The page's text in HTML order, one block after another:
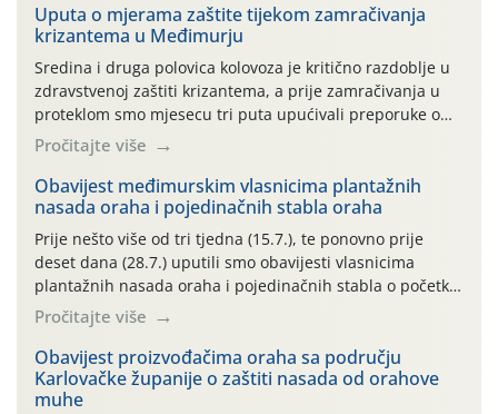
Uputa o mjerama zaštite tijekom zamračivanja
krizantema u Međimurju
Sredina i druga polovica kolovoza je kritično razdoblje u
zdravstvenoj zaštiti krizantema, a prije zamračivanja u
proteklom smo mjesecu tri puta upućivali preporuke o
preventivnim mjerama zaštite krizantema od najčešćih
uzročnika bolesti, štetnika i fito-fagnih grinja (23.7., 14.7.,
06.7.)! Na početku ovog mjeseca je zabilježeno je
povijesno i ekstremno vruće meteorološko razdoblje, uz
najviše temperature […]
Pročitajte više
Obavijest međimurskim vlasnicima plantažnih
nasada oraha i pojedinačnih stabla oraha
Prije nešto više od tri tjedna (15.7.), te ponovno prije
deset dana (28.7.) uputili smo obavijesti vlasnicima
plantažnih nasada oraha i pojedinačnih stabla o početku
leta i ovogodišnjoj potrebi usmjerenog suzbijanja
orahove muhe (Rhagoletis completa)! Već dvanaest dana
traje drugi ovogodišnji “toplinski udar”, koji naročito
izražen zadnja šest dana (31.7.-05.8.), jer najviše
temperature zraka svakodnevno […]
Pročitajte više
Obavijest proizvođačima oraha sa području
Karlovačke županije o zaštiti nasada od orahove
muhe